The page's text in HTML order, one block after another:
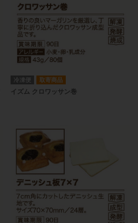
冷凍便 取寄商品
イズム クロワッサン巻